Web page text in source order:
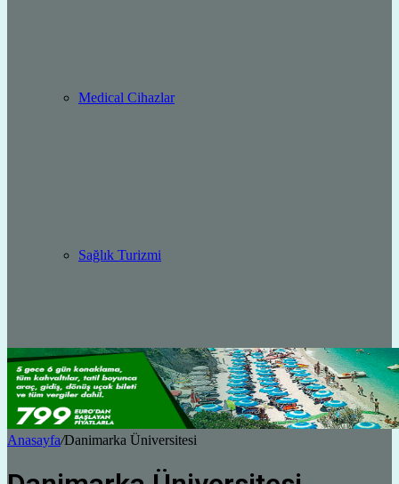
Medical Cihazlar
Sağlık Turizmi
Anasayfa/Danimarka Üniversitesi